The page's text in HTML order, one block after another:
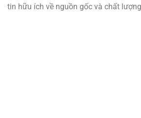
tin hữu ích về nguồn gốc và chất